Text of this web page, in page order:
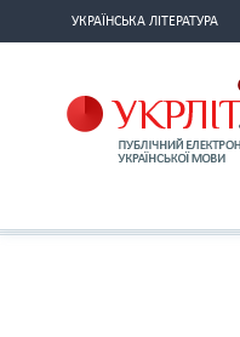
УКРАЇНСЬКА ЛІТЕРАТУРА